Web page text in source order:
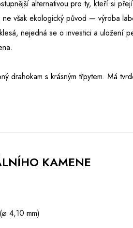
alternativou pro ty, kteří si
však ekologický původ — výroba
nejedná se o investici a
drahokam s krásným třpytem. Má
KAMENE
4,10 mm)